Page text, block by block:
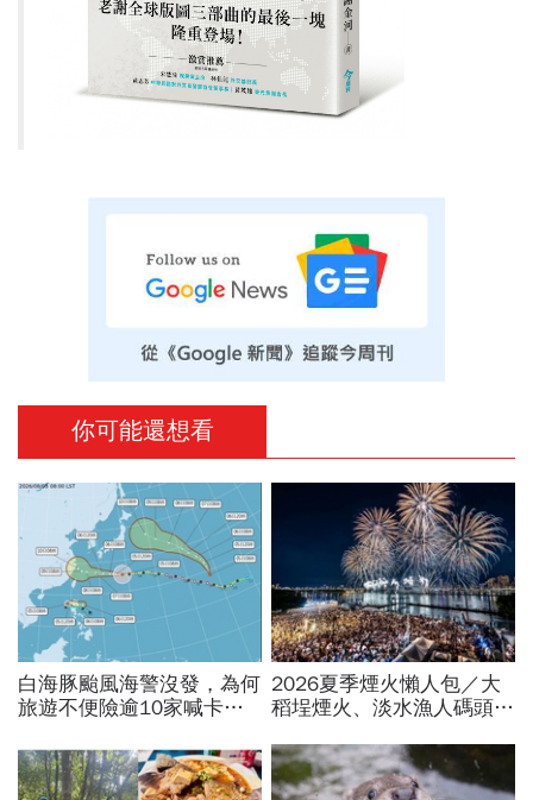
你可能還想看
白海豚颱風海警沒發，為何
旅遊不便險逾10家喊卡不
東京…暫停受理產險一次看
2026夏季煙火懶人包／大
稻埕煙火、淡水漁人碼頭、
放時間、表演卡司、最佳觀
賞點必看